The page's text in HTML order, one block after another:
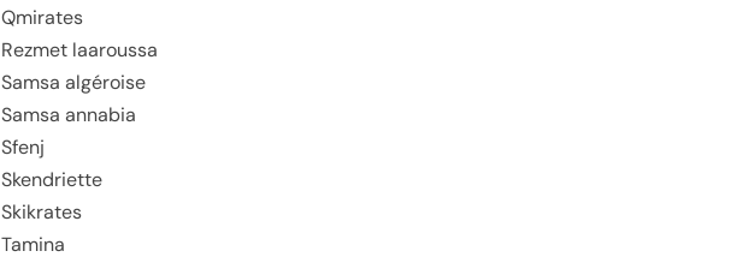
Qmirates
Rezmet laaroussa
Samsa algéroise
Samsa annabia
Sfenj
Skendriette
Skikrates
Tamina